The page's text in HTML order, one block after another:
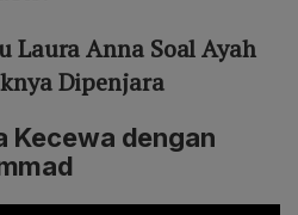
Laura Anna Soal Ayah
Dipenjara
Kecewa dengan